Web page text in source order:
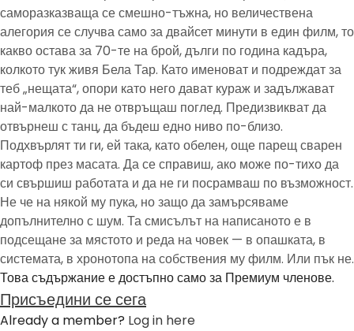
саморазказваща се смешно-тъжна, но величествена
алегория се случва само за двайсет минути в един филм, то
какво остава за 70-те на брой, дълги по година кадъра,
колкото тук живя Бела Тар. Като именоват и подреждат за
теб „нещата“, опори като него дават кураж и задължават
най-малкото да не отвръщаш поглед. Предизвикват да
отвърнеш с танц, да бъдеш едно ниво по-близо.
Подхвърлят ти ги, ей така, като обелен, още парещ сварен
картоф през масата. Да се справиш, ако може по-тихо да
си свършиш работата и да не ги посрамваш по възможност.
Не че на някой му пука, но защо да замърсяваме
допълнително с шум. Та смисълът на написаното е в
подсещане за мястото и реда на човек — в опашката, в
системата, в хронотопа на собствения му филм. Или пък не.
Това съдържание е достъпно само за Премиум членове.
Присъедини се сега
Already a member? Log in here